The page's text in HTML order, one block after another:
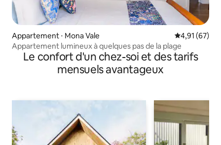
Appartement ⋅ Mona Vale Évaluation
4,91 (67)
Appartement lumineux à quelques pas de la plage
Le confort d'un chez-soi et des tarifs
mensuels avantageux